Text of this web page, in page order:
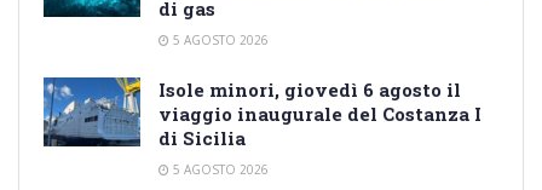
di gas
5 AGOSTO 2026
Isole minori, giovedì 6 agosto il
viaggio inaugurale del Costanza I
di Sicilia
5 AGOSTO 2026